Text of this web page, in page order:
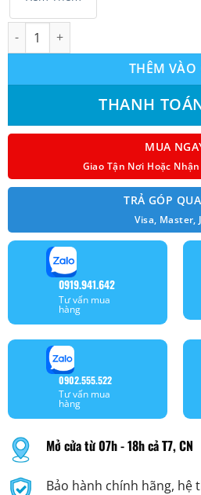
Máy lạnh treo tường Casper GC-
THÊM VÀO
THANH
MUA
Giao Tận Nơi Hoặc
TRẢ GÓP
Visa, Master,
0919.941.642
Tư vấn mua
hàng
0902.555.522
Tư vấn mua
hàng
Mở cửa từ 07h - 18h cả T7, CN
Bảo hành chính hãng, hệ